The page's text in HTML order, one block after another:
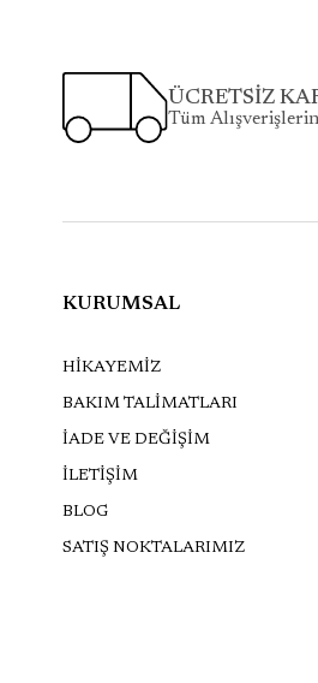
ÜCRETSİZ
Tüm
KURUMSAL
HİKAYEMİZ
BAKIM TALİMATLARI
İADE VE DEĞİŞİM
İLETİŞİM
BLOG
SATIŞ NOKTALARIMIZ